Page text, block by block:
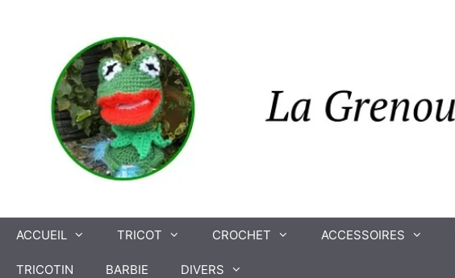
ACCUEIL TRICOT CROCHET ACCESSOIRES
TRICOTIN BARBIE DIVERS